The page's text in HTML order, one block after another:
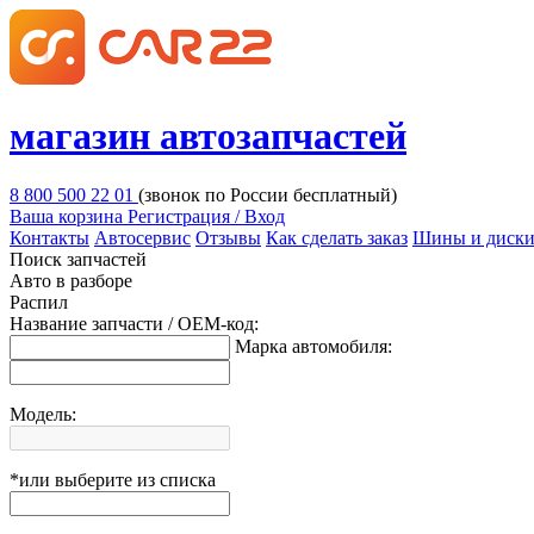
магазин автозапчастей
8 800 500 22 01 (звонок по России бесплатный)
Ваша корзина Регистрация / Вход
Контакты Автосервис Отзывы Как сделать заказ Шины и диски
Поиск запчастей
Авто в разборе
Распил
Название запчасти / OEM-код:
Марка автомобиля:
Модель:
*или выберите из списка